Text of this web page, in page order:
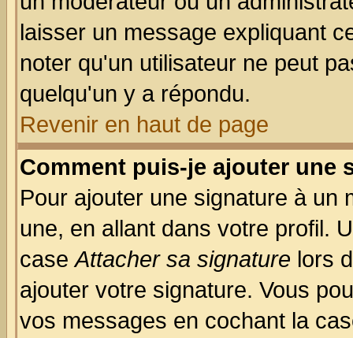
laisser un message expliquant
noter qu'un utilisateur ne peut
quelqu'un y a répondu.
Revenir en haut de page
Comment puis-je ajouter une
Pour ajouter une signature à un
une, en allant dans votre profil.
caseAttacher sa signature lors
ajouter votre signature. Vous
vos messages en cochant la